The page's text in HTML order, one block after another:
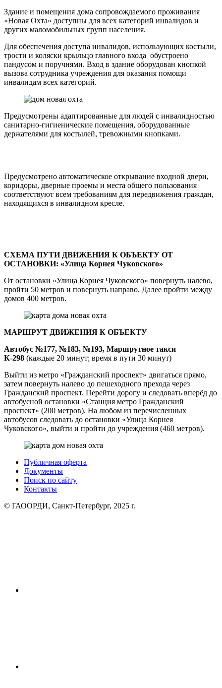
Здание и помещения дома сопровождаемого проживания
«Новая Охта» доступны для всех категорий инвалидов и
других маломобильных групп населения.
Для обеспечения доступа инвалидов, использующих костыли,
трости и коляски крыльцо главного входа обустроено
пандусом и поручнями. Вход в здание оборудован кнопкой
вызова сотрудника учреждения для оказания помощи
инвалидам всех категорий.
Предусмотрены адаптированные для людей с инвалидностью
санитарно-гигиенические помещения, оборудованные
держателями для костылей, тревожными кнопками.
Предусмотрено автоматическое открывание входной двери,
коридоры, дверные проемы и места общего пользования
соответствуют всем требованиям для передвижения граждан,
находящихся в инвалидном кресле.
СХЕМА ПУТИ ДВИЖЕНИЯ К ОБЪЕКТУ ОТ
ОСТАНОВКИ: «Улица Корнея Чуковского»
От остановки «Улица Корнея Чуковского» повернуть налево,
пройти 50 метров и повернуть направо. Далее пройти между
домов 400 метров.
МАРШРУТ ДВИЖЕНИЯ К ОБЪЕКТУ
Автобус №177, №183, №193, Маршрутное такси
К-298 (каждые 20 минут; время в пути 30 минут)
Выйти из метро «Гражданский проспект» двигаться прямо,
затем повернуть налево до пешеходного прехода через
Гражданский проспект. Перейти дорогу и следовать вперёд до
автобусной остановки «Станция метро Гражданский
проспект» (200 метров). На любом из перечисленных
автобусов следовать до остановки «Улица Корнея
Чуковского», выйти и пройти до учреждения (460 метров).
Публичная оферта
Документы
Поиск по сайту
Контакты
© ГАООРДИ, Санкт-Петербург, 2025 г.